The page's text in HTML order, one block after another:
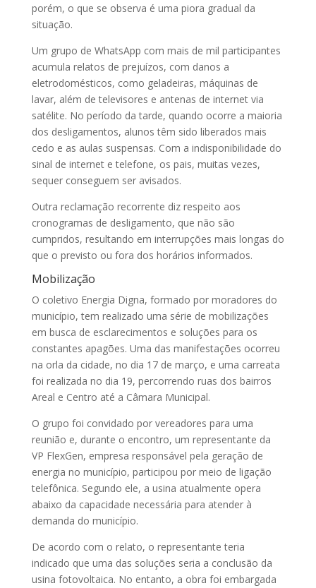
porém, o que se observa é uma piora gradual da
situação.
Um grupo de WhatsApp com mais de mil participantes
acumula relatos de prejuízos, com danos a
eletrodomésticos, como geladeiras, máquinas de
lavar, além de televisores e antenas de internet via
satélite. No período da tarde, quando ocorre a maioria
dos desligamentos, alunos têm sido liberados mais
cedo e as aulas suspensas. Com a indisponibilidade do
sinal de internet e telefone, os pais, muitas vezes,
sequer conseguem ser avisados.
Outra reclamação recorrente diz respeito aos
cronogramas de desligamento, que não são
cumpridos, resultando em interrupções mais longas do
que o previsto ou fora dos horários informados.
Mobilização
O coletivo Energia Digna, formado por moradores do
município, tem realizado uma série de mobilizações
em busca de esclarecimentos e soluções para os
constantes apagões. Uma das manifestações ocorreu
na orla da cidade, no dia 17 de março, e uma carreata
foi realizada no dia 19, percorrendo ruas dos bairros
Areal e Centro até a Câmara Municipal.
O grupo foi convidado por vereadores para uma
reunião e, durante o encontro, um representante da
VP FlexGen, empresa responsável pela geração de
energia no município, participou por meio de ligação
telefônica. Segundo ele, a usina atualmente opera
abaixo da capacidade necessária para atender à
demanda do município.
De acordo com o relato, o representante teria
indicado que uma das soluções seria a conclusão da
usina fotovoltaica. No entanto, a obra foi embargada